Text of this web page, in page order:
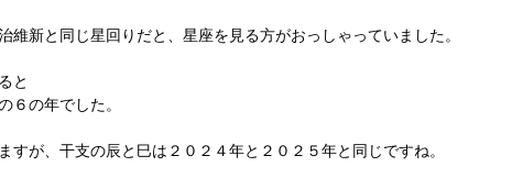
新と同じ星回りだと、星座を見る方がおっしゃっていました。
と
６の年でした。
すが、干支の辰と巳は２０２４年と２０２５年と同じですね。